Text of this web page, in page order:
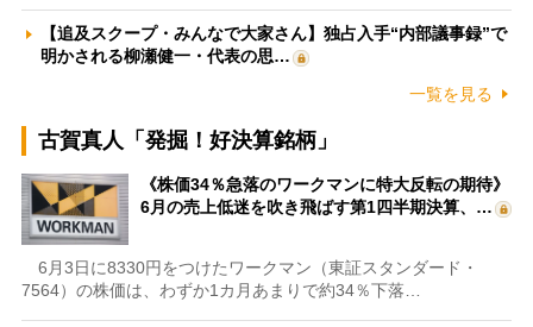
【追及スクープ・みんなで大家さん】独占入手“内部議事録”で
明かされる柳瀬健一・代表の思…
一覧を見る
古賀真人「発掘！好決算銘柄」
《株価34％急落のワークマンに特大反転の期待》
6月の売上低迷を吹き飛ばす第1四半期決算、…
6月3日に8330円をつけたワークマン（東証スタンダード・
7564）の株価は、わずか1カ月あまりで約34％下落…